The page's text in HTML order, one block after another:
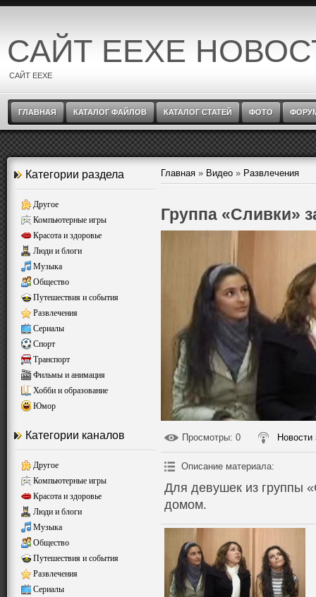
САЙТ EEXE
САЙТ EEXE
ГЛАВНАЯ КАТАЛОГ ФАЙЛОВ КАТАЛОГ СТАТЕЙ ФОТО
Категории раздела
Другое
Компьютерные игры
Красота и здоровье
Люди и блоги
Музыка
Общество
Путешествия и события
Развлечения
Сериалы
Спорт
Транспорт
Фильмы и анимация
Хобби и образование
Юмор
Категории каналов
Другое
Компьютерные игры
Красота и здоровье
Люди и блоги
Музыка
Общество
Путешествия и события
Развлечения
Сериалы
Главная » Видео » Развлечения
Группа «Сливки»
Просмотры: 0 Новости
Описание материала:
Для девушек из группы
домом.